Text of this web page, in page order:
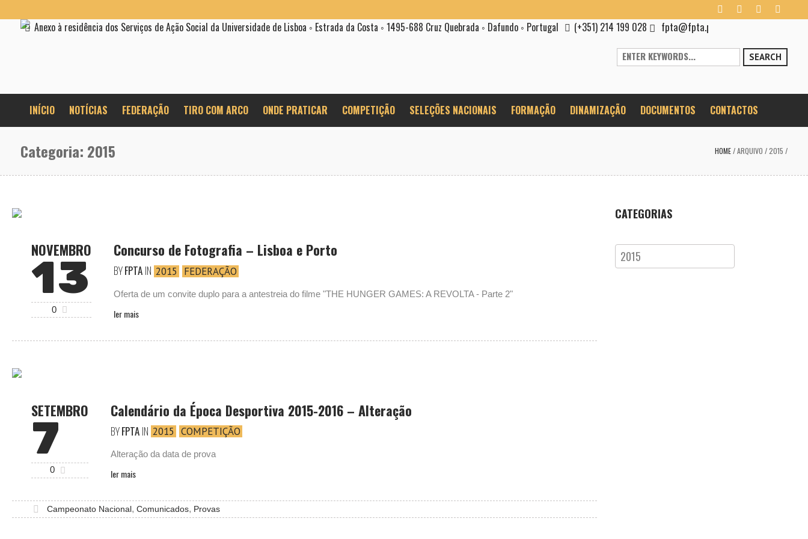
Anexo à residência dos Serviços de Ação Social da Universidade de Lisboa ◦ Estrada da Costa ◦ 1495-688 Cruz Quebrada ◦ Dafundo ◦ Portugal (+351) 214 199 028 fpta@fpta.pt
SEARCH
INÍCIO NOTÍCIAS FEDERAÇÃO TIRO COM ARCO ONDE PRATICAR COMPETIÇÃO SELEÇÕES NACIONAIS FORMAÇÃO DINAMIZAÇÃO DOCUMENTOS CONTACTOS
Categoria: 2015 HOME /ARQUIVO /2015 /
NOVEMBRO
13
0
Concurso de Fotografia – Lisboa e Porto
BYFPTA IN 2015 FEDERAÇÃO
Oferta de um convite duplo para a antestreia do filme "THE HUNGER GAMES: A REVOLTA - Parte 2"
ler mais
SETEMBRO
7
0
Calendário da Época Desportiva 2015-2016 – Alteração
BYFPTA IN 2015 COMPETIÇÃO
Alteração da data de prova
ler mais
Campeonato Nacional, Comunicados, Provas
CATEGORIAS
Categorias